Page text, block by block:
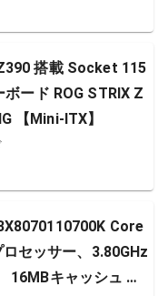
搭載 Socket 115
ード ROG STRIX Z
【Mini-ITX】
Core
セッサー、3.80GHz
16MBキャッシュ 、